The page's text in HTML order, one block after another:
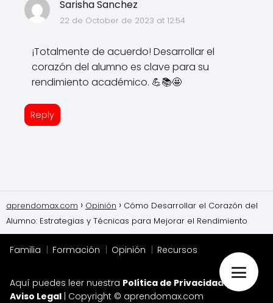
Sarisha Sanchez
22 de October de 2023 at 12:54
¡Totalmente de acuerdo! Desarrollar el
corazón del alumno es clave para su
rendimiento académico. 💪📚🤩
Reply
aprendomax.com Opinión
Cómo Desarrollar el Corazón del
Alumno: Estrategias y Técnicas para Mejorar el Rendimiento
Familia Formación Opinión Recursos
Aquí puedes leer nuestra Política de Privacidady el
Aviso Legal | Copyright © aprendomax.com